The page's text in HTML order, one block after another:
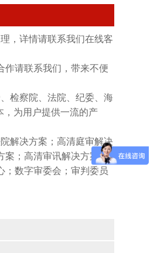
，详情请联系我们在线客
作请联系我们，带来不便
检察院、法院、纪委、海
，为用户提供一流的产
解决方案；高清庭审解决
案；高清审讯解决方案；
；数字审委会；审判委员